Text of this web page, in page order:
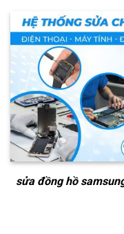
sửa đồng hồ